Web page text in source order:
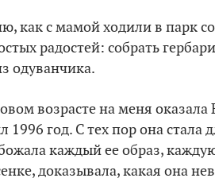
как с мамой ходили в парк
радостей: собрать
одуванчика.
возрасте на меня
1996 год. С тех пор она
каждый ее образ,
доказывала, какая она